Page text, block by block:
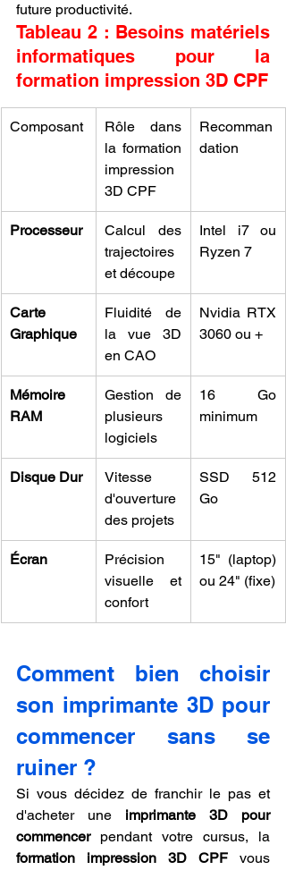
future productivité.
Tableau 2 : Besoins matériels
informatiques pour la
formation impression 3D CPF
Composant
Rôle dans
la formation
impression
3D CPF
Recomman
dation
Processeur
Calcul des
trajectoires
et découpe
Intel i7 ou
Ryzen 7
Carte
Graphique
Fluidité de
la vue 3D
en CAO
Nvidia RTX
3060 ou +
Mémoire
RAM
Gestion de
plusieurs
logiciels
16 Go
minimum
Disque Dur
Vitesse
d'ouverture
des projets
SSD 512
Go
Écran
Précision
visuelle et
confort
15" (laptop)
ou 24" (fixe)
Comment bien choisir
son imprimante 3D pour
commencer sans se
ruiner ?
Si vous décidez de franchir le pas et
d'acheter une imprimante 3D pour
commencer
formation impression 3D CPF vous